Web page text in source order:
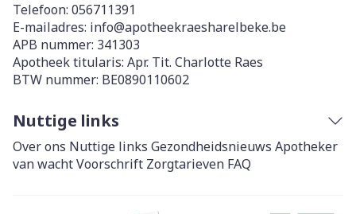
Telefoon: 056711391
E-mailadres: info@apotheekraesharelbeke.be
APB nummer: 341303
Apotheek titularis: Apr. Tit. Charlotte Raes
BTW nummer: BE0890110602
Nuttige links
Over ons Nuttige links Gezondheidsnieuws Apotheker
van wachtVoorschrift Zorgtarieven FAQ